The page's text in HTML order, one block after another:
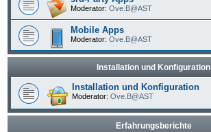
Moderator: Ove.B@AST
Mobile Apps
Moderator: Ove.B@AST
Installation und Konfiguration
Installation und Konfiguration
Moderator: Ove.B@AST
Erfahrungsberichte